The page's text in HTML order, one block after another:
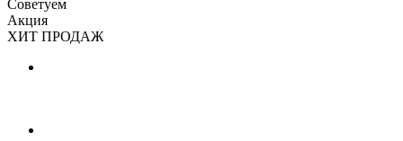
Советуем
Акция
ХИТ ПРОДАЖ